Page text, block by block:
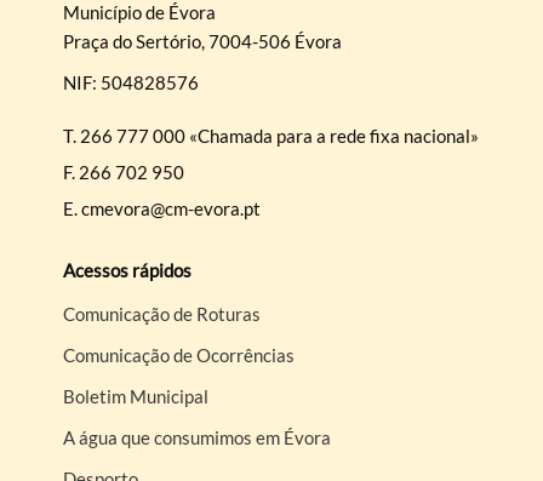
Município de Évora
Praça do Sertório, 7004-506 Évora
NIF: 504828576
T. 266 777 000 «Chamada para a rede fixa nacional»
F. 266 702 950
E.cmevora@cm-evora.pt
Acessos rápidos
Comunicação de Roturas
Comunicação de Ocorrências
Boletim Municipal
A água que consumimos em Évora